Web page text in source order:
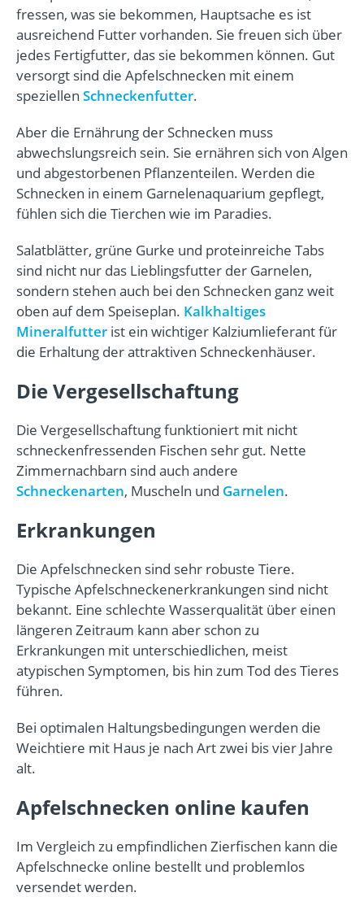
fressen, was sie bekommen, Hauptsache es ist
ausreichend Futter vorhanden. Sie freuen sich über
jedes Fertigfutter, das sie bekommen können. Gut
versorgt sind die Apfelschnecken mit einem
speziellen Schneckenfutter.
Aber die Ernährung der Schnecken muss
abwechslungsreich sein. Sie ernähren sich von Algen
und abgestorbenen Pflanzenteilen. Werden die
Schnecken in einem Garnelenaquarium gepflegt,
fühlen sich die Tierchen wie im Paradies.
Salatblätter, grüne Gurke und proteinreiche Tabs
sind nicht nur das Lieblingsfutter der Garnelen,
sondern stehen auch bei den Schnecken ganz weit
oben auf dem Speiseplan. Kalkhaltiges
Mineralfutter ist ein wichtiger Kalziumlieferant für
die Erhaltung der attraktiven Schneckenhäuser.
Die Vergesellschaftung
Die Vergesellschaftung funktioniert mit nicht
schneckenfressenden Fischen sehr gut. Nette
Zimmernachbarn sind auch andere
Schneckenarten, Muscheln und Garnelen.
Erkrankungen
Die Apfelschnecken sind sehr robuste Tiere.
Typische Apfelschneckenerkrankungen sind nicht
bekannt. Eine schlechte Wasserqualität über einen
längeren Zeitraum kann aber schon zu
Erkrankungen mit unterschiedlichen, meist
atypischen Symptomen, bis hin zum Tod des Tieres
führen.
Bei optimalen Haltungsbedingungen werden die
Weichtiere mit Haus je nach Art zwei bis vier Jahre
alt.
Apfelschnecken online kaufen
Im Vergleich zu empfindlichen Zierfischen kann die
Apfelschnecke online bestellt und problemlos
versendet werden.